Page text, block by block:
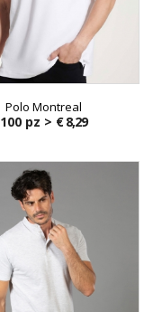
Polo Montreal
100 pz > € 8,29